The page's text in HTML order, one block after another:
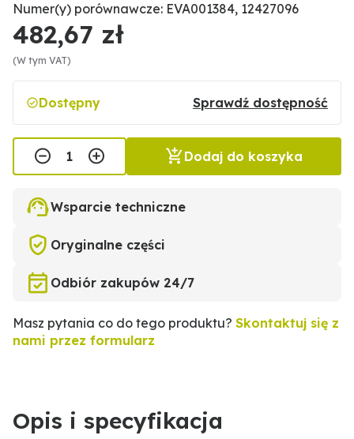
Numer(y) porównawcze: EVA001384, 12427096
482,67 zł
(W tym VAT)
Dostępny Sprawdź dostępność
Dodaj do koszyka
Wsparcie techniczne
Oryginalne części
Odbiór zakupów 24/7
Masz pytania co do tego produktu? Skontaktuj się z
nami przez formularz
Opis i specyfikacja